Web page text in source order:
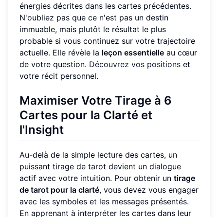
énergies décrites dans les cartes précédentes.
N'oubliez pas que ce n'est pas un destin
immuable, mais plutôt le résultat le plus
probable si vous continuez sur votre trajectoire
actuelle. Elle révèle la leçon essentielle au cœur
de votre question. Découvrez vos positions et
votre récit personnel.
Maximiser Votre Tirage à 6
Cartes pour la Clarté et
l'Insight
Au-delà de la simple lecture des cartes, un
puissant tirage de tarot devient un dialogue
actif avec votre intuition. Pour obtenir un tirage
de tarot pour la clarté, vous devez vous engager
avec les symboles et les messages présentés.
En apprenant à interpréter les cartes dans leur